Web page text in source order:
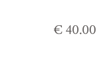
€ 40.00